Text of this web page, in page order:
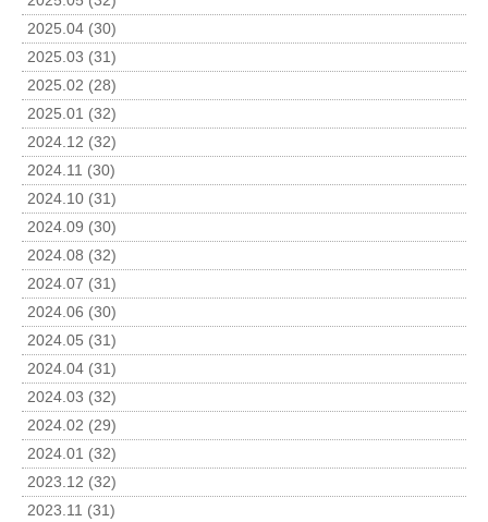
2025.04 (30)
2025.03 (31)
2025.02 (28)
2025.01 (32)
2024.12 (32)
2024.11 (30)
2024.10 (31)
2024.09 (30)
2024.08 (32)
2024.07 (31)
2024.06 (30)
2024.05 (31)
2024.04 (31)
2024.03 (32)
2024.02 (29)
2024.01 (32)
2023.12 (32)
2023.11 (31)